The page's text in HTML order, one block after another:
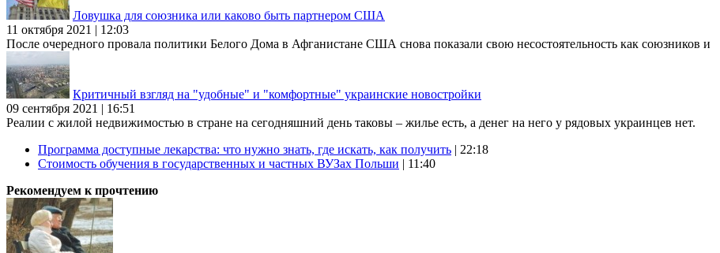
Ловушка для союзника или каково быть партнером США
11 октября 2021 | 12:03
После очередного провала политики Белого Дома в Афганистане США снова показали свою несостоятельность как союзников и
Критичный взгляд на "удобные" и "комфортные" украинские новостройки
09 сентября 2021 | 16:51
Реалии с жилой недвижимостью в стране на сегодняшний день таковы – жилье есть, а денег на него у рядовых украинцев нет.
Программа доступные лекарства: что нужно знать, где искать, как получить | 22:18
Стоимость обучения в государственных и частных ВУЗах Польши | 11:40
Рекомендуем к прочтению